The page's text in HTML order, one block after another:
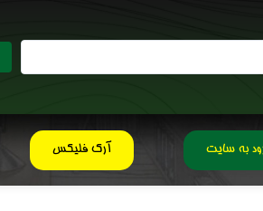
به سایت آرک فلیکس